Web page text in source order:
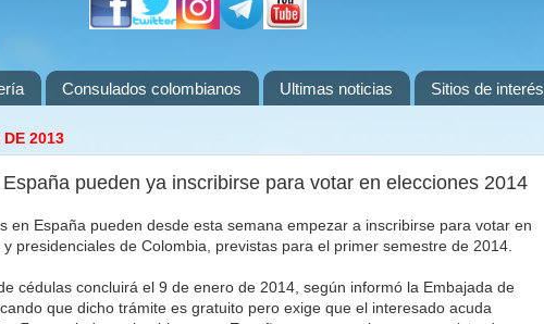
Consulados colombianos Ultimas noticias Sitios de interés
2013
pueden ya inscribirse para votar en elecciones 2014
en España pueden desde esta semana empezar a inscribirse para votar en
presidenciales de Colombia, previstas para el primer semestre de 2014.
cédulas concluirá el 9 de enero de 2014, según informó la Embajada de
que dicho trámite es gratuito pero exige que el interesado acuda